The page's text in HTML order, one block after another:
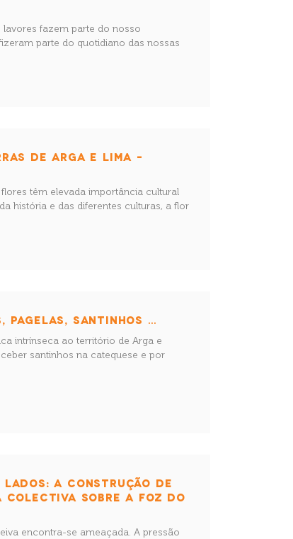
fazem parte do nosso
parte do quotidiano das nossas
DE ARGA E LIMA –
têm elevada importância cultural
história e das diferentes culturas, a flor
PAGELAS, SANTINHOS …
intrínseca ao território de Arga e
santinhos na catequese e por
A CONSTRUÇÃO DE
COLECTIVA SOBRE A FOZ DO
encontra-se ameaçada. A pressão